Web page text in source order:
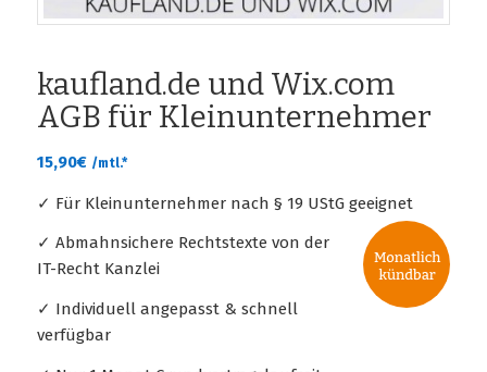
kaufland.de und Wix.com
AGB für Kleinunternehmer
15,90€ /mtl.*
✓ Für Kleinunternehmer nach § 19 UStG geeignet
✓ Abmahnsichere Rechtstexte von der
IT-Recht Kanzlei
✓ Individuell angepasst & schnell
verfügbar